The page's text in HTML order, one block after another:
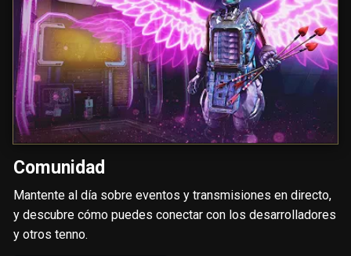
Comunidad
Mantente al día sobre eventos y transmisiones en directo,
y descubre cómo puedes conectar con los desarrolladores
y otros tenno.